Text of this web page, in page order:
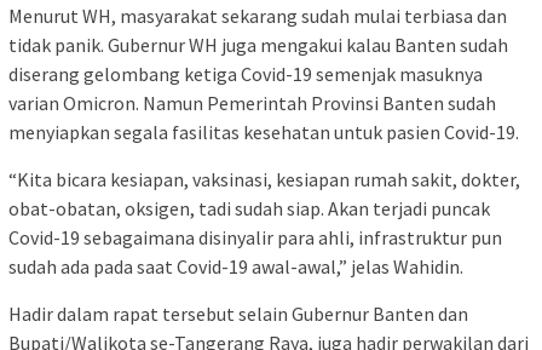
Menurut WH, masyarakat sekarang sudah mulai terbiasa dan
tidak panik. Gubernur WH juga mengakui kalau Banten sudah
diserang gelombang ketiga Covid-19 semenjak masuknya
varian Omicron. Namun Pemerintah Provinsi Banten sudah
menyiapkan segala fasilitas kesehatan untuk pasien Covid-19.
“Kita bicara kesiapan, vaksinasi, kesiapan rumah sakit, dokter,
obat-obatan, oksigen, tadi sudah siap. Akan terjadi puncak
Covid-19 sebagaimana disinyalir para ahli, infrastruktur pun
sudah ada pada saat Covid-19 awal-awal,” jelas Wahidin.
Hadir dalam rapat tersebut selain Gubernur Banten dan
Bupati/Walikota se-Tangerang Raya, juga hadir perwakilan dari